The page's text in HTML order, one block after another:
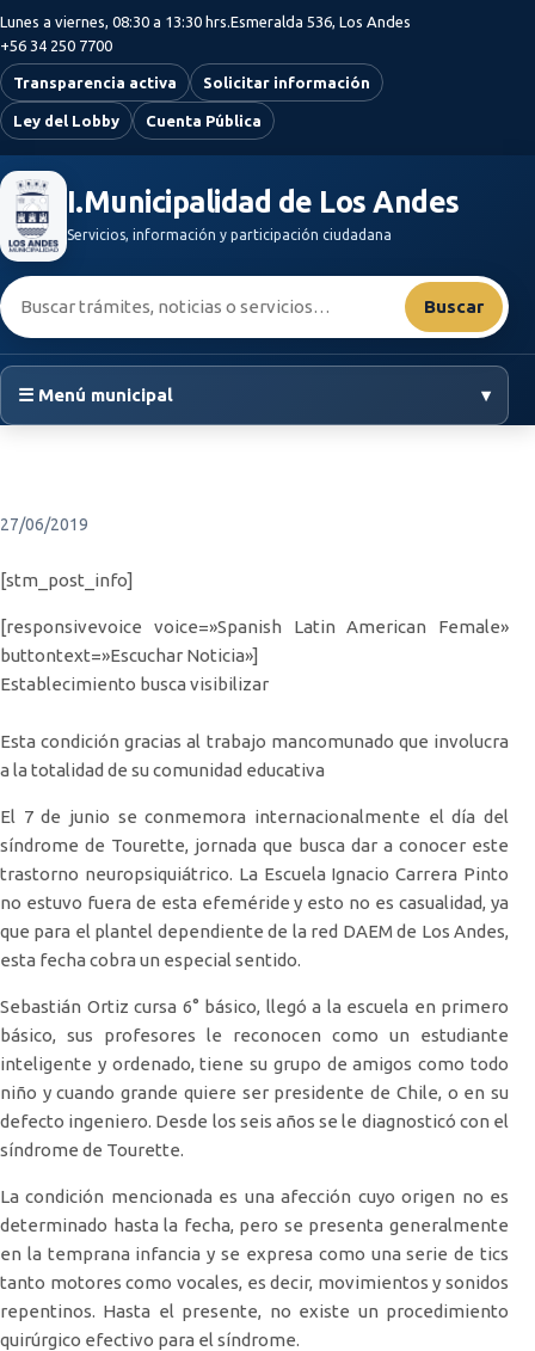
Saltar al contenido principal
Lunes a viernes, 08:30 a 13:30 hrs.Esmeralda 536, Los Andes
+56 34 250 7700
Transparencia activa Solicitar información
Ley del Lobby Cuenta Pública
I.Municipalidad de Los Andes
Servicios, información y participación ciudadana
Buscar:
Buscar
☰ Menú municipal ▾
27/06/2019
[stm_post_info]
[responsivevoice voice=»Spanish Latin American Female»
buttontext=»Escuchar Noticia»]
Establecimiento busca visibilizar
Esta condición gracias al trabajo mancomunado que involucra
a la totalidad de su comunidad educativa
El 7 de junio se conmemora internacionalmente el día del
síndrome de Tourette, jornada que busca dar a conocer este
trastorno neuropsiquiátrico. La Escuela Ignacio Carrera Pinto
no estuvo fuera de esta efeméride y esto no es casualidad, ya
que para el plantel dependiente de la red DAEM de Los Andes,
esta fecha cobra un especial sentido.
Sebastián Ortiz cursa 6° básico, llegó a la escuela en primero
básico, sus profesores le reconocen como un estudiante
inteligente y ordenado, tiene su grupo de amigos como todo
niño y cuando grande quiere ser presidente de Chile, o en su
defecto ingeniero. Desde los seis años se le diagnosticó con el
síndrome de Tourette.
La condición mencionada es una afección cuyo origen no es
determinado hasta la fecha, pero se presenta generalmente
en la temprana infancia y se expresa como una serie de tics
tanto motores como vocales, es decir, movimientos y sonidos
repentinos. Hasta el presente, no existe un procedimiento
quirúrgico efectivo para el síndrome.